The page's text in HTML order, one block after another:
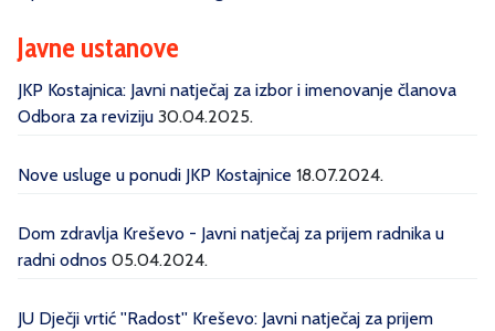
Javne ustanove
JKP Kostajnica: Javni natječaj za izbor i imenovanje članova
Odbora za reviziju 30.04.2025.
Nove usluge u ponudi JKP Kostajnice 18.07.2024.
Dom zdravlja Kreševo - Javni natječaj za prijem radnika u
radni odnos 05.04.2024.
JU Dječji vrtić ''Radost'' Kreševo: Javni natječaj za prijem